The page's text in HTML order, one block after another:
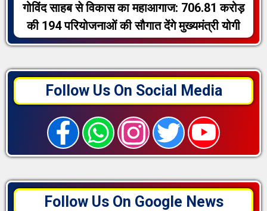
गोविंद साहब से विकास का महाआगाज: 706.81 करोड़
की 194 परियोजनाओं की सौगात देंगे मुख्यमंत्री योगी
Follow Us On Social Media
Follow Us On Google News